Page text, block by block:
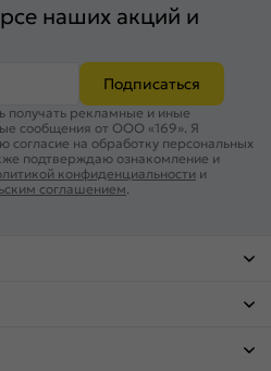
наших акций и
Подписаться
получать рекламные и иные
сообщения от ООО «169». Я
согласие на обработку персональных
подтверждаю ознакомление и
конфиденциальности и
соглашением